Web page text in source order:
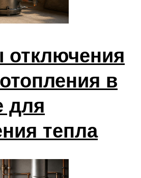
в
для
тепла